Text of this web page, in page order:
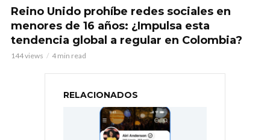
Reino Unido prohíbe redes sociales en
menores de 16 años: ¿Impulsa esta
tendencia global a regular en Colombia?
144 views 4 min read
RELACIONADOS